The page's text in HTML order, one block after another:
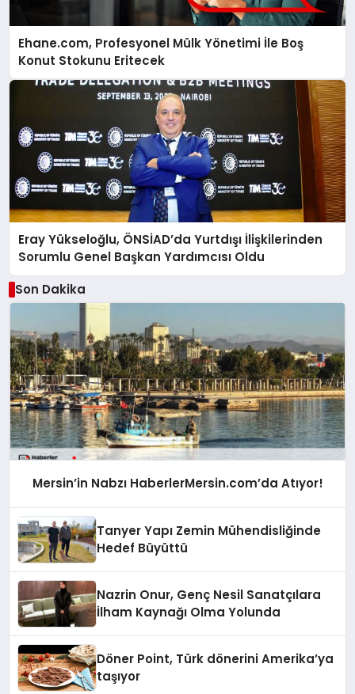
Ehane.com, Profesyonel Mülk Yönetimi İle Boş
Konut Stokunu Eritecek
Eray Yükseloğlu, ÖNSİAD’da Yurtdışı İlişkilerinden
Sorumlu Genel Başkan Yardımcısı Oldu
Son Dakika
Mersin’in Nabzı HaberlerMersin.com’da Atıyor!
Tanyer Yapı Zemin Mühendisliğinde
Hedef Büyüttü
Nazrin Onur, Genç Nesil Sanatçılara
İlham Kaynağı Olma Yolunda
Döner Point, Türk dönerini Amerika’ya
taşıyor